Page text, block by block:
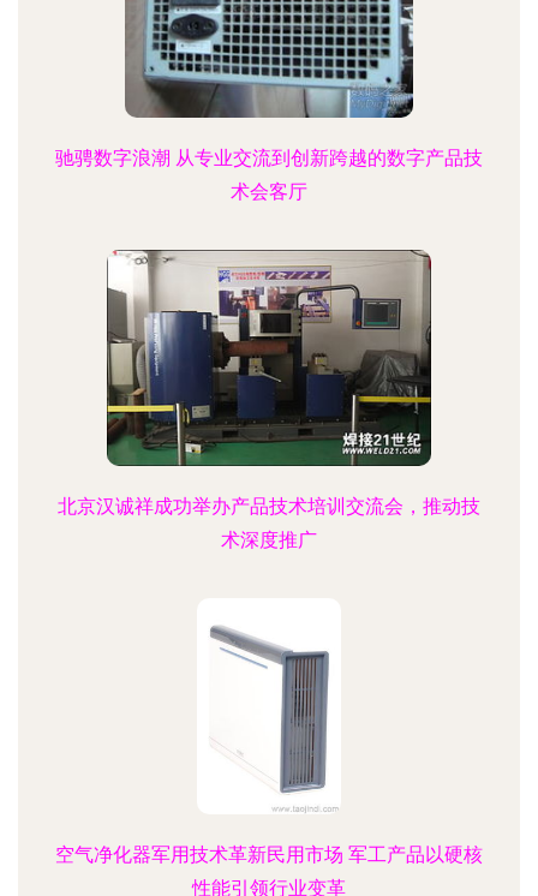
驰骋数字浪潮 从专业交流到创新跨越的数字产品技
术会客厅
北京汉诚祥成功举办产品技术培训交流会，推动技
术深度推广
空气净化器军用技术革新民用市场 军工产品以硬核
性能引领行业变革